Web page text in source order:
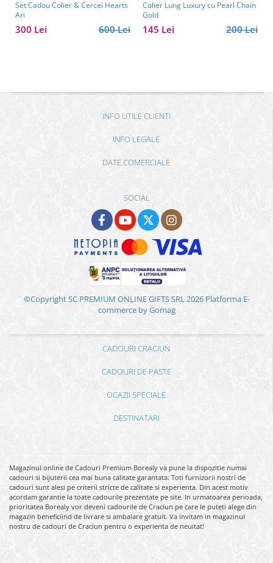
Set Cadou Colier & Cercei Hearts
Ari
600 Lei
300 Lei
Colier Lung Luxury cu Pearl Chain
Gold
200 Lei
145 Lei
INFO UTILE CLIENTI
INFO LEGALE
DATE COMERCIALE
SOCIAL
©Copyright SC PREMIUM ONLINE GIFTS SRL 2026 Platforma E-
commerce by Gomag
CADOURI CRACIUN
CADOURI DE PASTE
OCAZII SPECIALE
DESTINATARI
Magazinul online de Cadouri Premium Borealy va pune la dispozitie numai
cadouri si bijuterii cea mai buna calitate garantata. Toti furnizorii nostri de
cadouri sunt alesi pe criterii stricte de calitate si experienta. Din acest motiv
acordam garantie la toate cadourile prezentate pe site. In urmatoarea perioada,
prioritatea Borealy vor deveni cadourile de Craciun pe care le puteti alege din
magazin beneficiind de livrare si ambalare gratuit. Va invitam in magazinul
nostru de cadouri de Craciun pentru o experienta de neuitat!